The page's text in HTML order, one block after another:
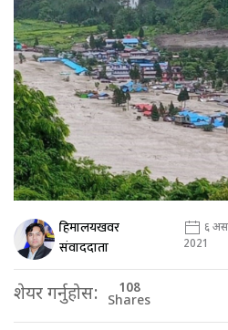
हिमालयखवर
संवाददाता
६
2021
शेयर गर्नुहोस: 108
Shares